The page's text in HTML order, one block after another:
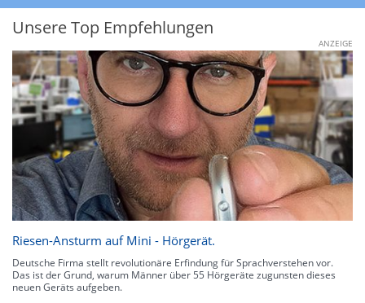
Unsere Top Empfehlungen
ANZEIGE
Riesen-Ansturm auf Mini - Hörgerät.
Deutsche Firma stellt revolutionäre Erfindung für Sprachverstehen vor.
Das ist der Grund, warum Männer über 55 Hörgeräte zugunsten dieses
neuen Geräts aufgeben.